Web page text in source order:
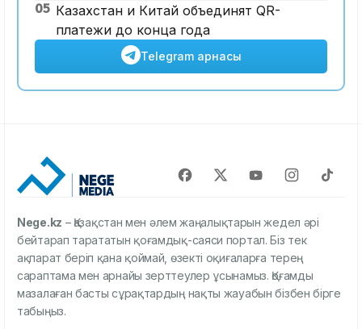
05 Казахстан и Китай объединят QR-
платежи до конца года
Telegram арнасы
Nege.kz – Қазақстан мен әлем жаңалықтарын жедел әрі
бейтарап тарататын қоғамдық-саяси портал. Біз тек
ақпарат беріп қана қоймай, өзекті оқиғаларға терең
сараптама мен арнайы зерттеулер ұсынамыз. Қоғамды
мазалаған басты сұрақтардың нақты жауабын бізбен бірге
табыңыз.